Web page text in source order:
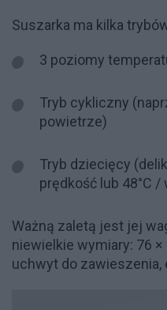
Suszarka ma kilka
3 poziomy
Tryb cykliczny
powietrze)
Tryb dziecięcy
prędkość lub 48°C
Ważną zaletą jest jej
niewielkie wymiary: 76
uchwyt do zawieszenia,